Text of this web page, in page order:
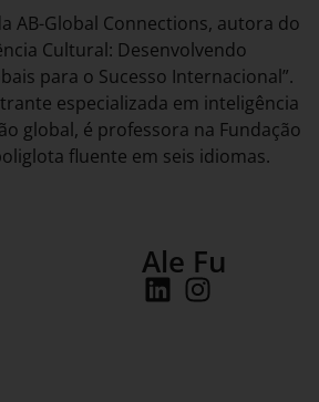
AB-Global Connections, autora do
Cultural: Desenvolvendo
para o Sucesso Internacional”.
especializada em inteligência
global, é professora na Fundação
fluente em seis idiomas.
Ale Fu